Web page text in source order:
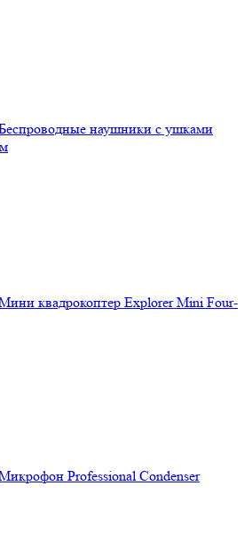
наушники с ушками
квадрокоптер Explorer Mini Four-
Professional Condenser